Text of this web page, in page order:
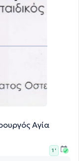
Αγία
1 '